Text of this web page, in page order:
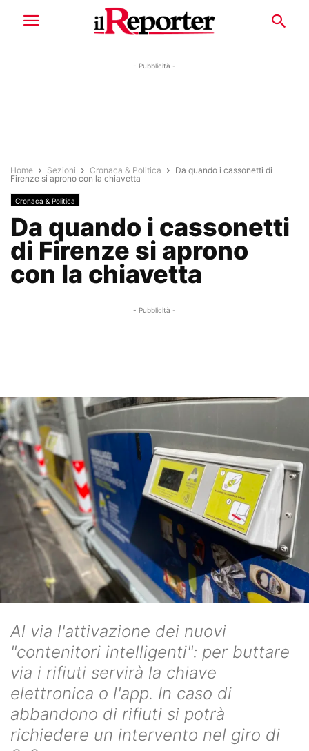
- Pubblicità -
Home Sezioni Cronaca & Politica
Da quando i cassonetti di
Firenze si aprono con la chiavetta
Cronaca & Politica
Da quando i cassonetti
di Firenze si aprono
con la chiavetta
- Pubblicità -
Al via l'attivazione dei nuovi
"contenitori intelligenti": per buttare
via i rifiuti servirà la chiave
elettronica o l'app. In caso di
abbandono di rifiuti si potrà
richiedere un intervento nel giro di